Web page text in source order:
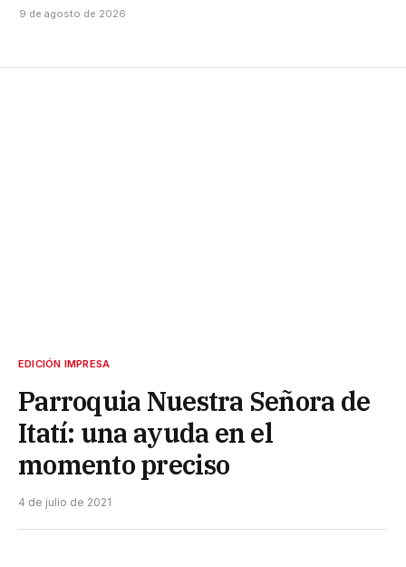
9 de agosto de 2026
EDICIÓN IMPRESA
Parroquia Nuestra Señora de
Itatí: una ayuda en el
momento preciso
4 de julio de 2021